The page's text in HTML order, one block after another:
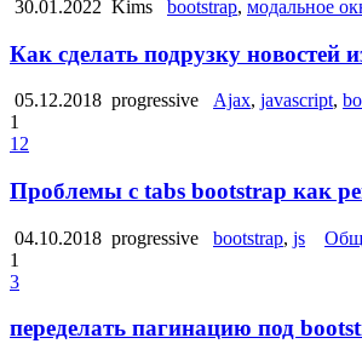
30.01.2022 Kims bootstrap, модальное
Как сделать подрузку новостей
05.12.2018 progressive Ajax, javascript,
1
12
Проблемы с tabs bootstrap как
04.10.2018 progressive bootstrap, js
1
3
переделать пагинацию под